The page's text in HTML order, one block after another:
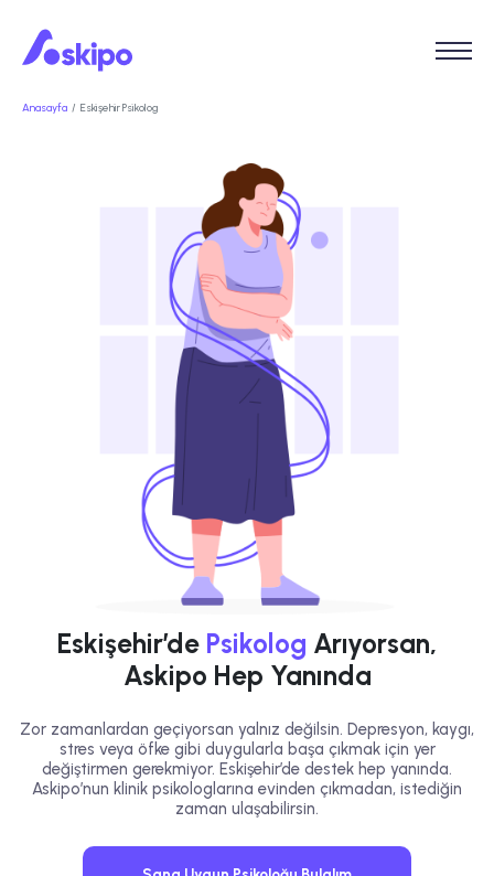
Anasayfa Eskişehir Psikolog
Eskişehir’de Psikolog Arıyorsan,
Askipo Hep Yanında
Zor zamanlardan geçiyorsan yalnız değilsin. Depresyon, kaygı,
stres veya öfke gibi duygularla başa çıkmak için yer
değiştirmen gerekmiyor. Eskişehir’de destek hep yanında.
Askipo’nun klinik psikologlarına evinden çıkmadan, istediğin
zaman ulaşabilirsin.